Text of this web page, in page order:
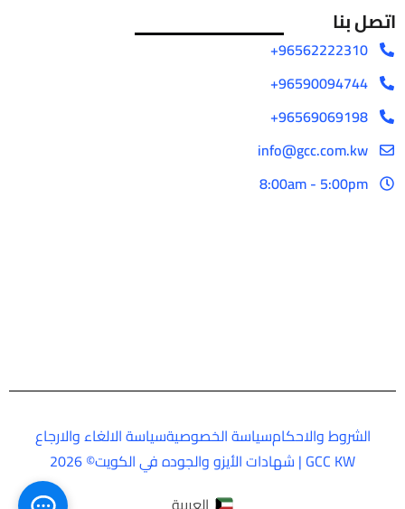
اتصل بنا
96562222310+
96590094744+
96569069198+
info@gcc.com.kw
8:00am - 5:00pm
الشروط والاحكامسياسة الخصوصيةسياسة الالغاء والارجاع
GCC KW | شهادات الأيزو والجوده في الكويت© 2026